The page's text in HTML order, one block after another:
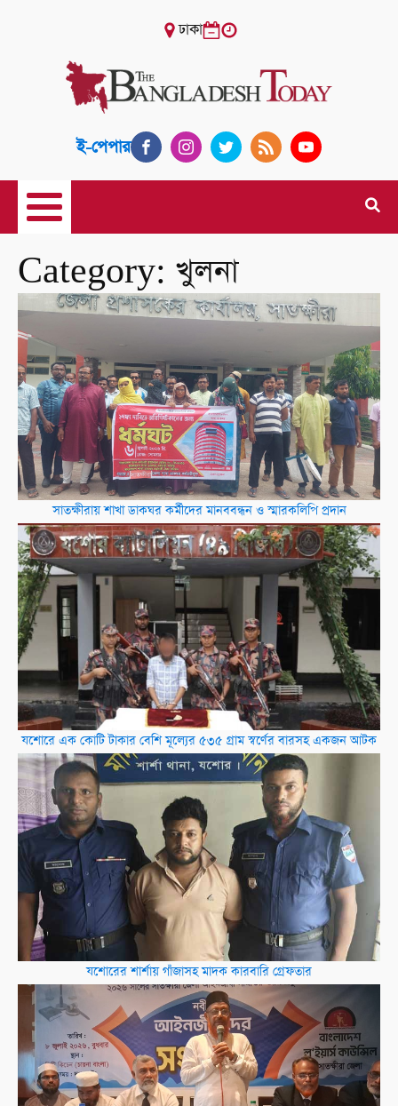
ঢাকা
ই-পেপার
Category: খুলনা
সাতক্ষীরায় শাখা ডাকঘর কর্মীদের মানববন্ধন ও স্মারকলিপি প্রদান
যশোরে এক কোটি টাকার বেশি মূল্যের ৫৩৫ গ্রাম স্বর্ণের বারসহ একজন আটক
যশোরের শার্শায় গাঁজাসহ মাদক কারবারি গ্রেফতার